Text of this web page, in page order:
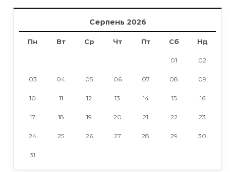
Серпень 2026
Пн Вт Ср Чт Пт Сб Нд
01 02
03 04 05 06 07 08 09
10 11 12 13 14 15 16
17 18 19 20 21 22 23
24 25 26 27 28 29 30
31